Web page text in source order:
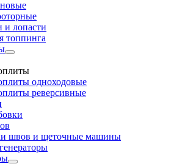
и лопасти
топпинга
одноходовые
реверсивные
швов и щеточные машины